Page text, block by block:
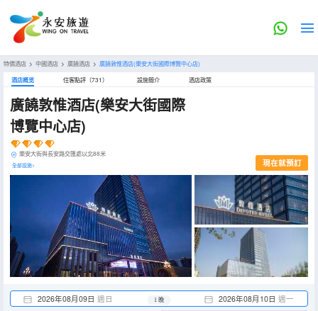
特價酒店 > 中國酒店 > 廣饒酒店 > 廣饒敦惟酒店(樂安大街國際博覽中心店)
酒店概览 住客點評（731） 設施簡介 酒店政策
廣饒敦惟酒店(樂安大街國際
博覽中心店)
樂安大街與長安路交匯處以北88米
全部設施> 現在就預訂
2026年08月09日 週日 2026年08月10日 週一
1 晚